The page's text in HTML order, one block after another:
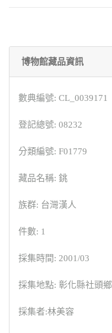
博物館藏品資訊
數典編號: CL_0039171
登記總號: 08232
分類編號: F01779
藏品名稱: 銚
族群: 台灣漢人
件數: 1
採集時間: 2001/03
採集地點: 彰化縣社頭鄉
採集者:林美容